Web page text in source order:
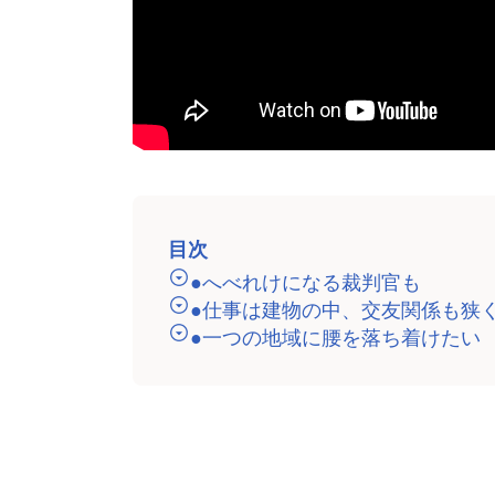
目次
●へべれけになる裁判官も
●仕事は建物の中、交友関係も狭
●一つの地域に腰を落ち着けたい